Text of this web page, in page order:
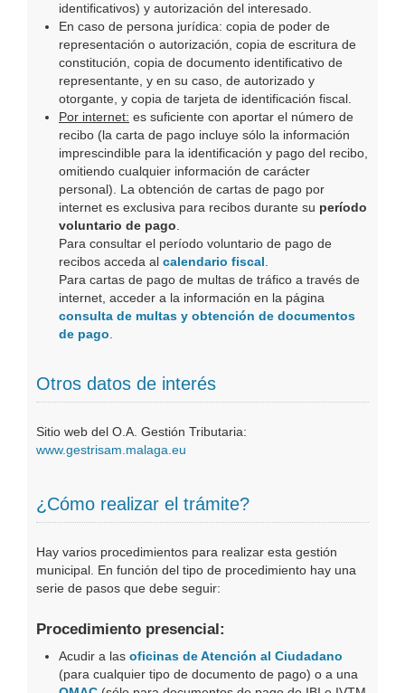
identificativos) y autorización del interesado.
En caso de persona jurídica: copia de poder de
representación o autorización, copia de escritura de
constitución, copia de documento identificativo de
representante, y en su caso, de autorizado y
otorgante, y copia de tarjeta de identificación fiscal.
Por internet: es suficiente con aportar el número de
recibo (la carta de pago incluye sólo la información
imprescindible para la identificación y pago del recibo,
omitiendo cualquier información de carácter
personal). La obtención de cartas de pago por
internet es exclusiva para recibos durante su período
voluntario de pago.
Para consultar el período voluntario de pago de
recibos acceda al calendario fiscal.
Para cartas de pago de multas de tráfico a través de
internet, acceder a la información en la página
consulta de multas y obtención de documentos
de pago.
Otros datos de interés
Sitio web del O.A. Gestión Tributaria:
www.gestrisam.malaga.eu
¿Cómo realizar el trámite?
Hay varios procedimientos para realizar esta gestión
municipal. En función del tipo de procedimiento hay una
serie de pasos que debe seguir:
Procedimiento presencial:
Acudir a las oficinas de Atención al Ciudadano
(para cualquier tipo de documento de pago) o a una